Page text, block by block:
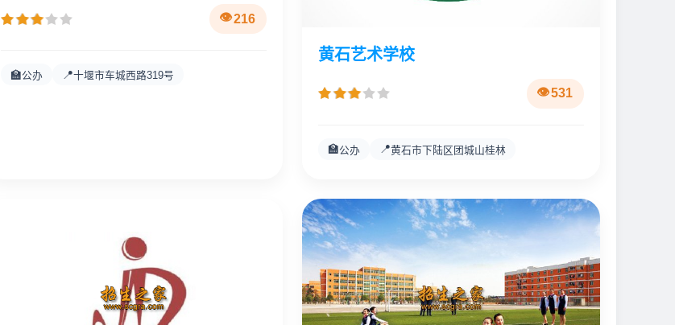
216
🏫公办 📍十堰市车城西路319号
黄石艺术学校
531
🏫公办 📍黄石市下陆区团城山桂林